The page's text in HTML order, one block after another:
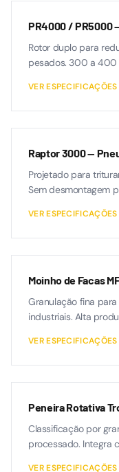
PR4000 / PR5000
Rotor duplo para
pesados. 300 a 400
VER
Raptor 3000 —
Projetado para
Sem desmontagem
VER
Moinho de Facas
Granulação fina
industriais. Alta
VER
Peneira Rotativa
Classificação por
processado. Integra
VER